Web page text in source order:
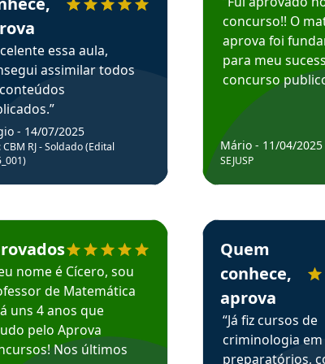
essa aula,
assimilar todos
- 14/07/2025
CBM RJ - Soldado (Edital
Cicero recomenda o Aprova Concursos em depoimento
nome é Cícero, sou
de Matemática
uns 4 anos que
pelo Aprova
Nos últimos
concurso!! O
aprova foi
para meu
concurso
Mário - 11/04/2025
SEJUSP
Estudante Henrique
Quem
conhece,
aprova
“Já fiz cursos de
criminologia em
preparatórios,